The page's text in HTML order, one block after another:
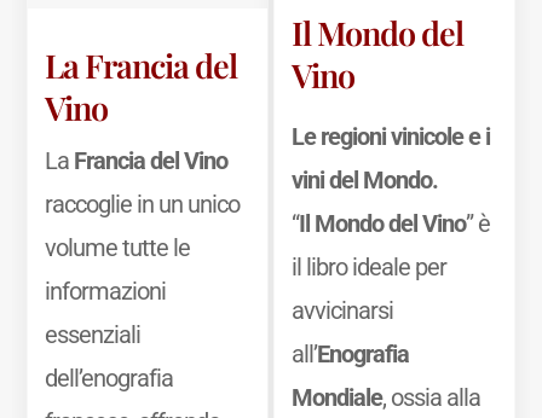
La Francia del
Vino
La Francia del Vino
raccoglie in un unico
volume tutte le
informazioni
essenziali
dell’enografia
Il Mondo del
Vino
Le regioni vinicole e i
vini del Mondo.
“Il Mondo del Vino” è
il libro ideale per
avvicinarsi
all’Enografia
Mondiale, ossia alla